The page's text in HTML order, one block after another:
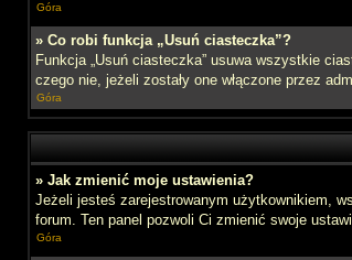
Góra
» Co robi funkcja „Usuń ciasteczka”?
Funkcja „Usuń ciasteczka” usuwa wszystkie
czego nie, jeżeli zostały one włączone przez
Góra
» Jak zmienić moje ustawienia?
Jeżeli jesteś zarejestrowanym użytkownikiem,
forum. Ten panel pozwoli Ci zmienić swoje
Góra